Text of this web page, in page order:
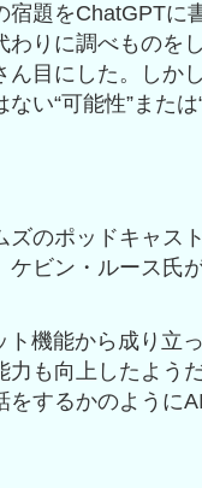
宿題をChatGPTに
わりに調べものを
ん目にした。しか
い“可能性”また
ズのポッドキャス
ビン・ルース氏
機能から成り立
も向上したよう
をするかのように